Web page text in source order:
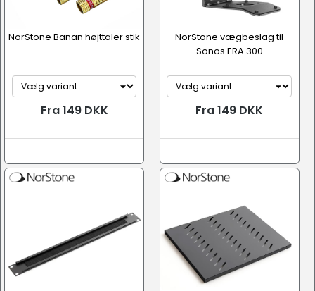
NorStone Banan højttaler stik
Fra 149 DKK
NorStone vægbeslag til
Sonos ERA 300
Fra 149 DKK